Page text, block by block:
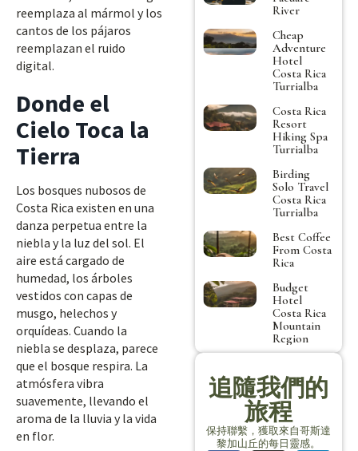
reemplaza al mármol y los
cantos de los pájaros
reemplazan el ruido
digital.
Donde el
Cielo Toca la
Tierra
Los bosques nubosos de
Costa Rica existen en una
danza perpetua entre la
niebla y la luz del sol. El
aire está cargado de
humedad, los árboles
vestidos con capas de
musgo, helechos y
orquídeas. Cuando la
niebla se desplaza, parece
que el bosque respira. La
atmósfera vibra
suavemente, llevando el
aroma de la lluvia y la vida
en flor.
River
Cheap
Adventure
Hotel
Costa Rica
Turrialba
Costa Rica
Resort
Hiking Spa
Turrialba
Birding
Solo Travel
Costa Rica
Turrialba
Best Coffee
From Costa
Rica
Budget
Hotel
Costa Rica
Mountain
Region
追隨我們的
旅程
保持聯繫，獲取來自哥斯達
黎加山丘的每日靈感。